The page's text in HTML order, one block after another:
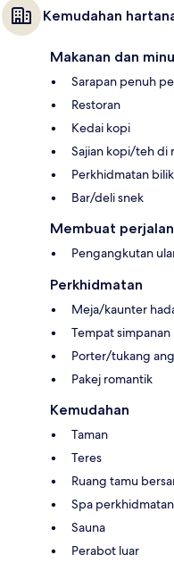
Kemudahan
Makanan dan
Sarapan penuh
Restoran
Kedai kopi
Sajian kopi/teh di
Perkhidmatan
Bar/deli snek
Membuat
Pengangkutan
Perkhidmatan
Meja/kaunter
Tempat simpanan
Porter/tukang
Pakej romantik
Kemudahan
Taman
Teres
Ruang tamu
Spa
Sauna
Perabot luar